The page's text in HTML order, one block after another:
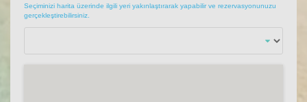
Seçiminizi harita üzerinde ilgili yeri yakınlaştırarak yapabilir ve rezervasyonunuzu
gerçekleştirebilirsiniz.